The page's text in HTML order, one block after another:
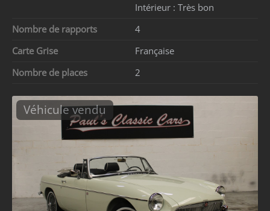
Intérieur : Très bon
Nombre de rapports
4
Carte Grise
Française
Nombre de places
2
Véhicule vendu